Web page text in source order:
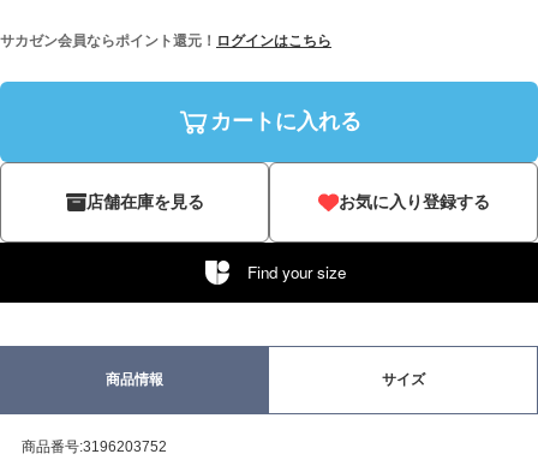
サカゼン会員ならポイント還元！ ログインはこちら
カートに入れる
店舗在庫を見る お気に入り登録する
Find your size
商品情報 サイズ
商品番号:3196203752